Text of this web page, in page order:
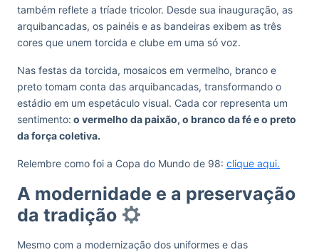
também reflete a tríade tricolor. Desde sua inauguração, as
arquibancadas, os painéis e as bandeiras exibem as três
cores que unem torcida e clube em uma só voz.
Nas festas da torcida, mosaicos em vermelho, branco e
preto tomam conta das arquibancadas, transformando o
estádio em um espetáculo visual. Cada cor representa um
sentimento: o vermelho da paixão, o branco da fé e o preto
da força coletiva.
Relembre como foi a Copa do Mundo de 98: clique aqui.
A modernidade e a preservação
da tradição
Mesmo com a modernização dos uniformes e das